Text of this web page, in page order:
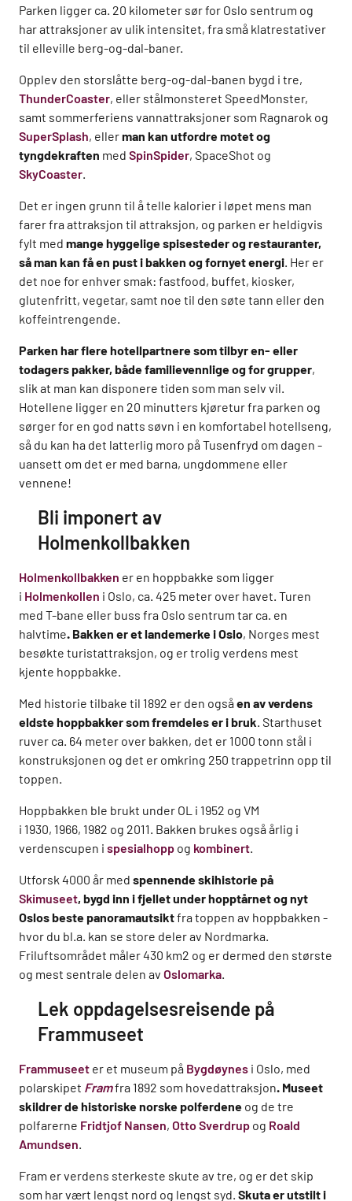
Parken ligger ca. 20 kilometer sør for Oslo sentrum og
har attraksjoner av ulik intensitet, fra små klatrestativer
til elleville berg-og-dal-baner.
Opplev den storslåtte berg-og-dal-banen bygd i tre,
ThunderCoaster, eller stålmonsteret SpeedMonster,
samt sommerferiens vannattraksjoner som Ragnarok og
SuperSplash, ellerman kan utfordre motet og
tyngdekraften med SpinSpider, SpaceShot og
SkyCoaster.
Det er ingen grunn til å telle kalorier i løpet mens man
farer fra attraksjon til attraksjon, og parken er heldigvis
fylt med mange hyggelige spisesteder og restauranter,
så man kan få en pust i bakken og fornyet energi. Her er
det noe for enhver smak: fastfood, buffet, kiosker,
glutenfritt, vegetar, samt noe til den søte tann eller den
koffeintrengende.
Parken har flere hotellpartnere som tilbyr en- eller
todagers pakker, både familievennlige og for grupper,
slik at man kan disponere tiden som man selv vil.
Hotellene ligger en 20 minutters kjøretur fra parken og
sørger for en god natts søvn i en komfortabel hotellseng,
så du kan ha det latterlig moro på Tusenfryd om dagen -
uansett om det er med barna, ungdommene eller
vennene!
Bli imponert av
Holmenkollbakken
Holmenkollbakken er en hoppbakke som ligger
i Holmenkollen i Oslo, ca. 425 meter over havet. Turen
med T-bane eller buss fra Oslo sentrum tar ca. en
halvtime. Bakken er et landemerke i Oslo, Norges mest
besøkte turistattraksjon, og er trolig verdens mest
kjente hoppbakke.
Med historie tilbake til 1892 er den ogsåen av verdens
eldste hoppbakker som fremdeles er i bruk. Starthuset
ruver ca. 64 meter over bakken, det er 1000 tonn stål i
konstruksjonen og det er omkring 250 trappetrinn opp til
toppen.
Hoppbakken ble brukt under OL i 1952 og VM
i 1930, 1966, 1982 og 2011. Bakken brukes også årlig i
verdenscupen i spesialhopp og kombinert.
Utforsk 4000 år med spennende skihistorie på
Skimuseet, bygd inn i fjellet under hopptårnet og nyt
Oslos beste panoramautsiktfra toppen av hoppbakken -
hvor du bl.a. kan se store deler av Nordmarka.
Friluftsområdet måler 430 km2 og er dermed den største
og mest sentrale delen av Oslomarka.
Lek oppdagelsesreisende på
Frammuseet
Frammuseet er et museum på Bygdøynes i Oslo, med
polarskipet Framfra 1892 som hovedattraksjon. Museet
skildrer de historiske norske polferdene og de tre
polfarerne Fridtjof Nansen, Otto Sverdrup og Roald
Amundsen.
Fram er verdens sterkeste skute av tre, og er det skip
som har vært lengst nord og lengst syd. Skuta er utstilt i